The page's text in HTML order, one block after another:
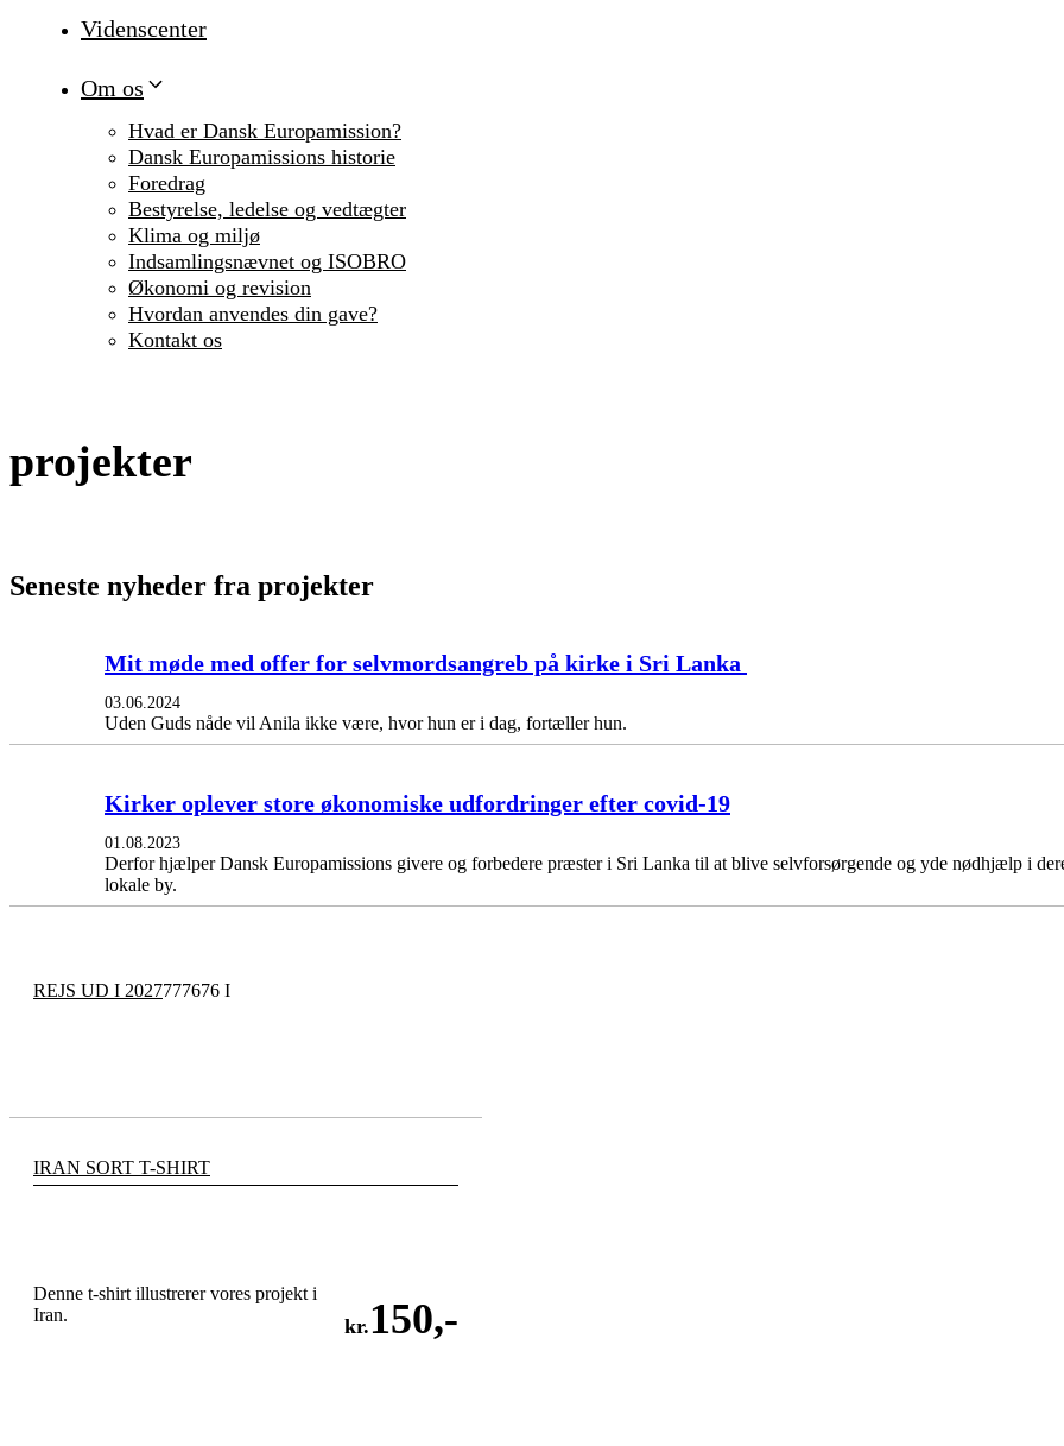
Videnscenter
Om os
Hvad er Dansk Europamission?
Dansk Europamissions historie
Foredrag
Bestyrelse, ledelse og vedtægter
Klima og miljø
Indsamlingsnævnet og ISOBRO
Økonomi og revision
Hvordan anvendes din gave?
Kontakt os
projekter
Seneste nyheder fra projekter
Mit møde med offer for selvmordsangreb på kirke i Sri Lanka
03.06.2024
Uden Guds nåde vil Anila ikke være, hvor hun er i dag, fortæller hun.
Kirker oplever store økonomiske udfordringer efter covid-19
01.08.2023
Derfor hjælper Dansk Europamissions givere og forbedere præster i Sri Lanka til at blive selvforsørgende og yde nødhjælp i
lokale by.
REJS UD I 2027777676 I
IRAN SORT T-SHIRT
Denne t-shirt illustrerer vores projekt i
Iran.
kr.150,-